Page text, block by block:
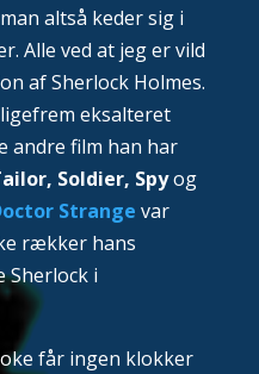
altså keder sig i
Alle ved at jeg er vild
af Sherlock Holmes.
eksalteret
andre film han har
Soldier, Spyog
Strange var
rækker hans
Sherlock i
får ingen klokker